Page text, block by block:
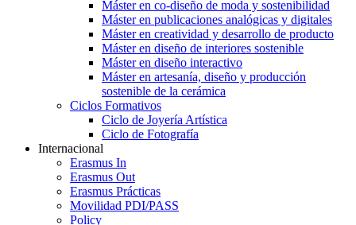
Máster en co-diseño de moda y sostenibilidad
Máster en publicaciones analógicas y digitales
Máster en creatividad y desarrollo de producto
Máster en diseño de interiores sostenible
Máster en diseño interactivo
Máster en artesanía, diseño y producción
sostenible de la cerámica
Ciclos Formativos
Ciclo de Joyería Artística
Ciclo de Fotografía
Internacional
Erasmus In
Erasmus Out
Erasmus Prácticas
Movilidad PDI/PASS
Policy